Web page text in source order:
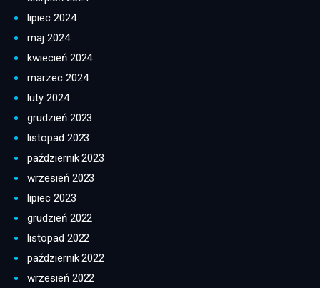
lipiec 2024
maj 2024
kwiecień 2024
marzec 2024
luty 2024
grudzień 2023
listopad 2023
październik 2023
wrzesień 2023
lipiec 2023
grudzień 2022
listopad 2022
październik 2022
wrzesień 2022